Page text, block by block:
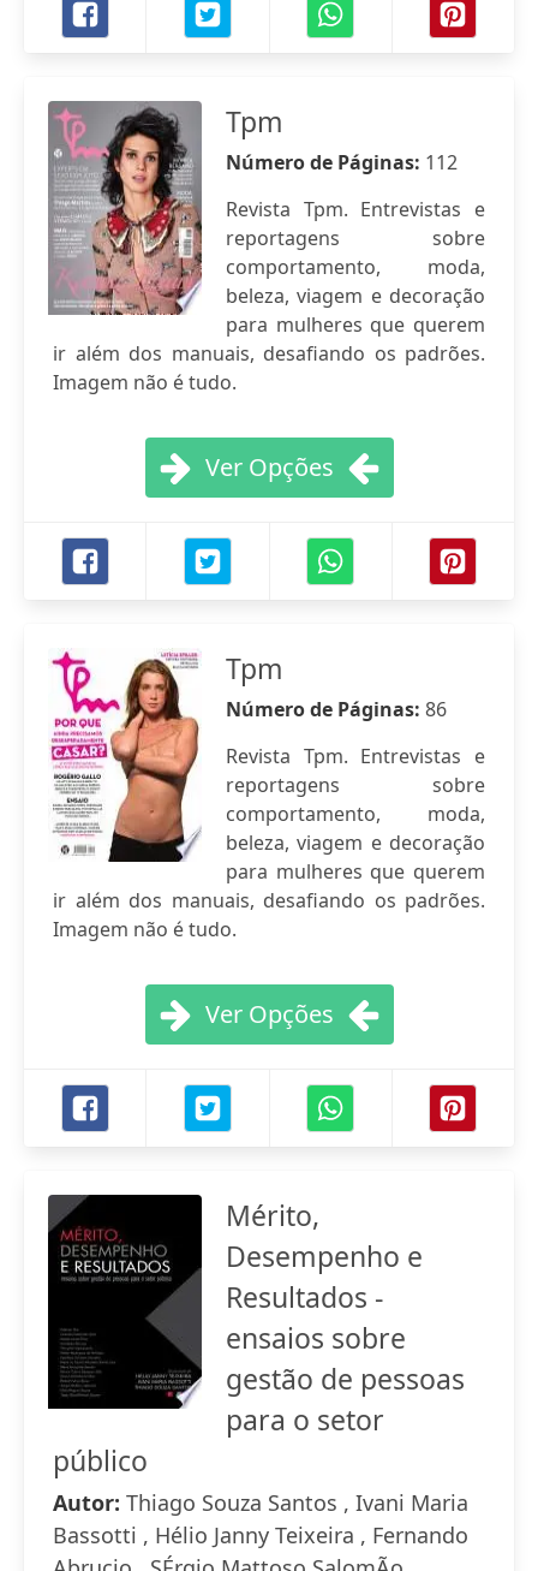
Tpm
Número de Páginas: 112
Revista Tpm. Entrevistas e
reportagens sobre
comportamento, moda,
beleza, viagem e decoração
para mulheres que querem
ir além dos manuais, desafiando os padrões.
Imagem não é tudo.
Ver Opções
Tpm
Número de Páginas: 86
Revista Tpm. Entrevistas e
reportagens sobre
comportamento, moda,
beleza, viagem e decoração
para mulheres que querem
ir além dos manuais, desafiando os padrões.
Imagem não é tudo.
Ver Opções
Mérito,
Desempenho e
Resultados -
ensaios sobre
gestão de pessoas
para o setor
público
Autor: Thiago Souza Santos , Ivani Maria
Bassotti , Hélio Janny Teixeira , Fernando